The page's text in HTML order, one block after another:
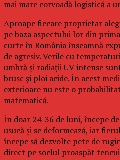
mai mare corvoadă logistică a
Aproape fiecare proprietar
pe baza aspectului lor din
curte în România înseamnă
de agresiv. Verile cu
umbră și radiații UV intense
brusc și ploi acide. În acest
exterioare nu este o
matematică.
În doar 24-36 de luni, începe
usucă și se deformează, iar
începe să dezvolte pete de
direct pe soclul proaspăt